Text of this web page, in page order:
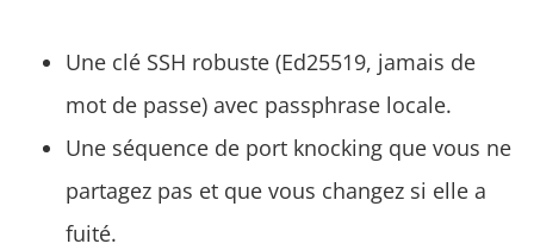
Une clé SSH robuste (Ed25519, jamais de
mot de passe) avec passphrase locale.
Une séquence de port knocking que vous ne
partagez pas et que vous changez si elle a
fuité.